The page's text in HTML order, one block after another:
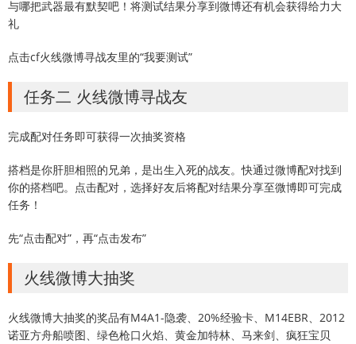
与哪把武器最有默契吧！将测试结果分享到微博还有机会获得给力大
礼
点击cf火线微博寻战友里的“我要测试”
任务二 火线微博寻战友
完成配对任务即可获得一次抽奖资格
搭档是你肝胆相照的兄弟，是出生入死的战友。快通过微博配对找到
你的搭档吧。点击配对，选择好友后将配对结果分享至微博即可完成
任务！
先“点击配对”，再“点击发布”
火线微博大抽奖
火线微博大抽奖的奖品有M4A1-隐袭、20%经验卡、M14EBR、2012
诺亚方舟船喷图、绿色枪口火焰、黄金加特林、马来剑、疯狂宝贝